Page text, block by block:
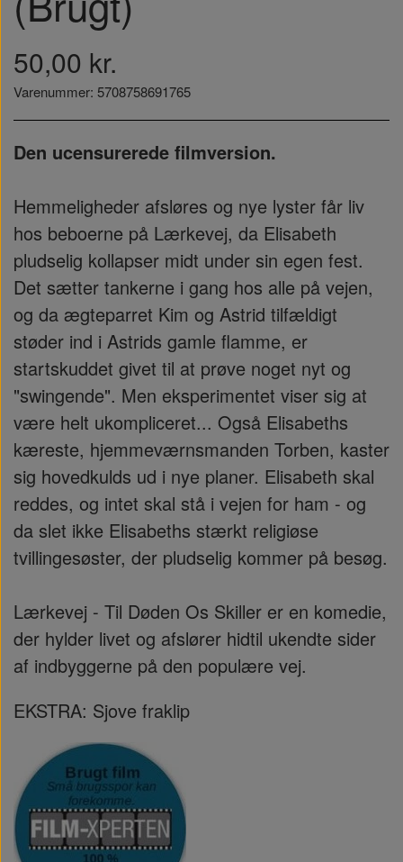
50,00 kr.
Varenummer: 5708758691765
Den ucensurerede filmversion.
Hemmeligheder afsløres og nye lyster får liv
hos beboerne på Lærkevej, da Elisabeth
pludselig kollapser midt under sin egen fest.
Det sætter tankerne i gang hos alle på vejen,
og da ægteparret Kim og Astrid tilfældigt
støder ind i Astrids gamle flamme, er
startskuddet givet til at prøve noget nyt og
"swingende". Men eksperimentet viser sig at
være helt ukompliceret... Også Elisabeths
kæreste, hjemmeværnsmanden Torben, kaster
sig hovedkulds ud i nye planer. Elisabeth skal
reddes, og intet skal stå i vejen for ham - og
da slet ikke Elisabeths stærkt religiøse
tvillingesøster, der pludselig kommer på besøg.
Lærkevej - Til Døden Os Skiller er en komedie,
der hylder livet og afslører hidtil ukendte sider
af indbyggerne på den populære vej.
EKSTRA: Sjove fraklip